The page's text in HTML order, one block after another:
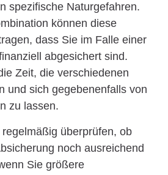
spezifische Naturgefahren.
können diese
dass Sie im Falle einer
abgesichert sind.
Zeit, die verschiedenen
und sich gegebenenfalls von
zu lassen.
überprüfen, ob
noch ausreichend
Sie größere